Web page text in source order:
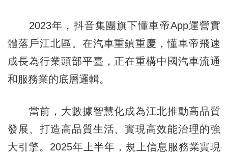
2023年，抖音集團旗下懂車帝App運營實
體落戶江北區。在汽車重鎮重慶，懂車帝飛速
成長為行業頭部平臺，正在重構中國汽車流通
和服務業的底層邏輯。
當前，大數據智慧化成為江北推動高品質
發展、打造高品質生活、實現高效能治理的強
大引擎。2025年上半年，規上信息服務業實現